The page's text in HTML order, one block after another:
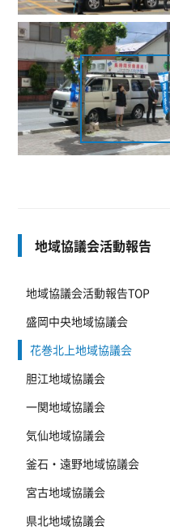
地域協議会活動報告
地域協議会活動報告TOP
盛岡中央地域協議会
花巻北上地域協議会
胆江地域協議会
一関地域協議会
気仙地域協議会
釜石・遠野地域協議会
宮古地域協議会
県北地域協議会